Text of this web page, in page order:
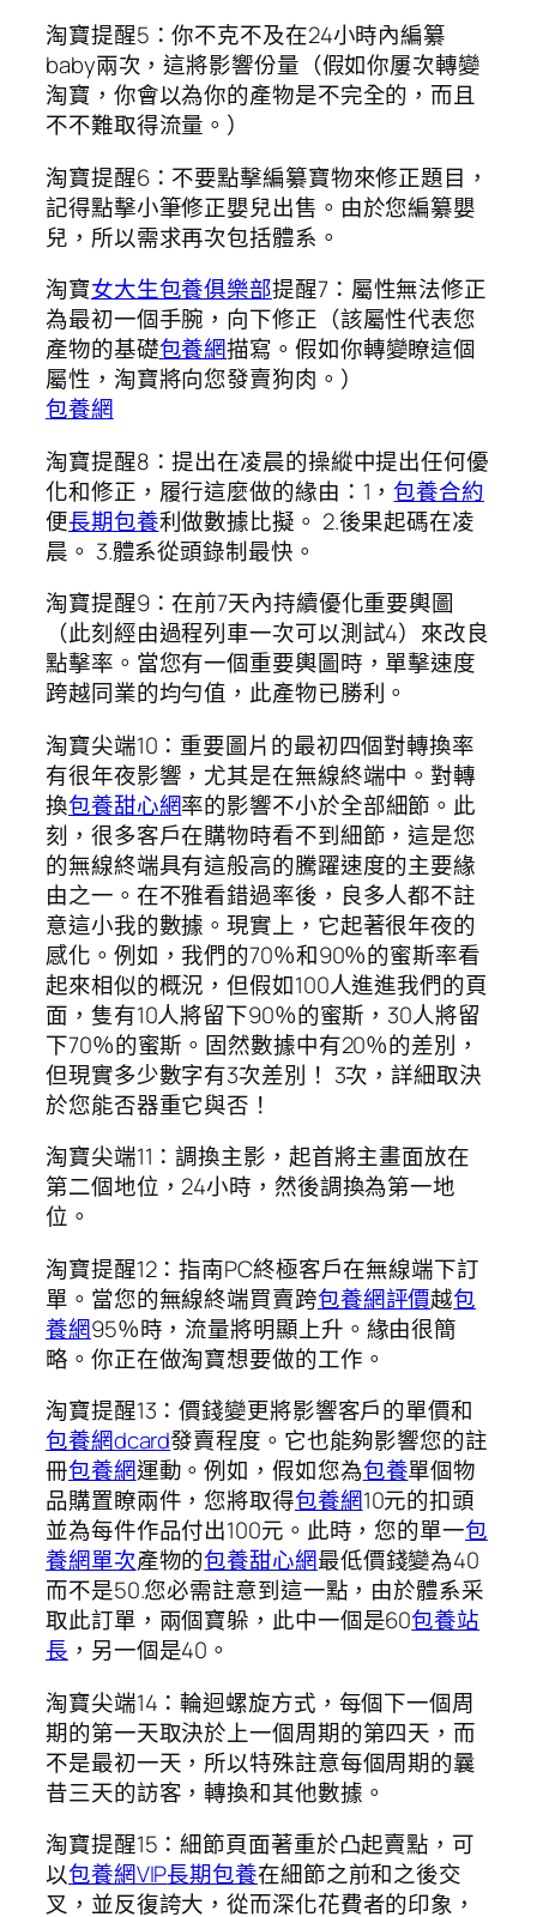
淘寶提醒5：你不克不及在24小時內編纂
baby兩次，這將影響份量（假如你屢次轉變
淘寶，你會以為你的產物是不完全的，而且
不不難取得流量。）
淘寶提醒6：不要點擊編纂寶物來修正題目，
記得點擊小筆修正嬰兒出售。由於您編纂嬰
兒，所以需求再次包括體系。
淘寶女大生包養俱樂部提醒7：屬性無法修正
為最初一個手腕，向下修正（該屬性代表您
產物的基礎包養網描寫。假如你轉變瞭這個
屬性，淘寶將向您發賣狗肉。）
包養網
淘寶提醒8：提出在凌晨的操縱中提出任何優
化和修正，履行這麼做的緣由：1，包養合約
便長期包養利做數據比擬。 2.後果起碼在凌
晨。 3.體系從頭錄制最快。
淘寶提醒9：在前7天內持續優化重要輿圖
（此刻經由過程列車一次可以測試4）來改良
點擊率。當您有一個重要輿圖時，單擊速度
跨越同業的均勻值，此產物已勝利。
淘寶尖端10：重要圖片的最初四個對轉換率
有很年夜影響，尤其是在無線終端中。對轉
換包養甜心網率的影響不小於全部細節。此
刻，很多客戶在購物時看不到細節，這是您
的無線終端具有這般高的騰躍速度的主要緣
由之一。在不雅看錯過率後，良多人都不註
意這小我的數據。現實上，它起著很年夜的
感化。例如，我們的70％和90％的蜜斯率看
起來相似的概況，但假如100人進進我們的頁
面，隻有10人將留下90％的蜜斯，30人將留
下70％的蜜斯。固然數據中有20％的差別，
但現實多少數字有3次差別！ 3次，詳細取決
於您能否器重它與否！
淘寶尖端11：調換主影，起首將主畫面放在
第二個地位，24小時，然後調換為第一地
位。
淘寶提醒12：指南PC終極客戶在無線端下訂
單。當您的無線終端買賣跨包養網評價越包
養網95％時，流量將明顯上升。緣由很簡
略。你正在做淘寶想要做的工作。
淘寶提醒13：價錢變更將影響客戶的單價和
包養網dcard發賣程度。它也能夠影響您的註
冊包養網運動。例如，假如您為包養單個物
品購置瞭兩件，您將取得包養網10元的扣頭
並為每件作品付出100元。此時，您的單一包
養網單次產物的包養甜心網最低價錢變為40
而不是50.您必需註意到這一點，由於體系采
取此訂單，兩個寶躲，此中一個是60包養站
長 ，另一個是40。
淘寶尖端14：輪迴螺旋方式，每個下一個周
期的第一天取決於上一個周期的第四天，而
不是最初一天，所以特殊註意每個周期的曩
昔三天的訪客，轉換和其他數據。
淘寶提醒15：細節頁面著重於凸起賣點，可
以包養網VIP長期包養在細節之前和之後交
叉，並反復誇大，從而深化花費者的印象，